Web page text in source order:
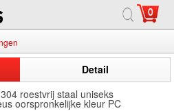
0
Detail
roestvrij staal uniseks
oorspronkelijke kleur PC